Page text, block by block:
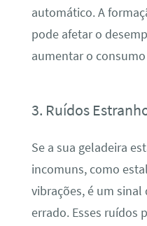
automático. A
pode afetar o
aumentar o
3. Ruídos
Se a sua geladeira
incomuns, como
vibrações, é um
errado. Esses ruídos